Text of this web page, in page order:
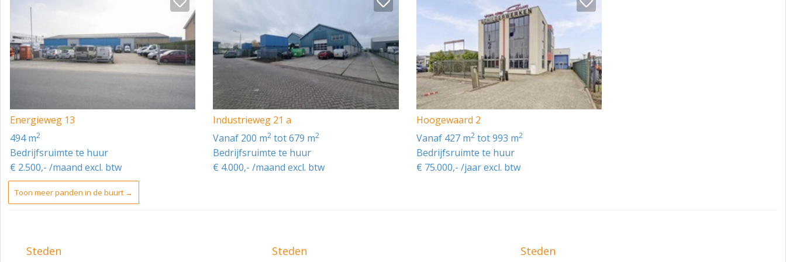
Bovenstaande is onder finaal voorbehoud de eigenaar.
Energieweg 13
494 m2
Bedrijfsruimte te huur
€ 2.500,- /maand excl. btw
Industrieweg 21 a
vanaf 200 m2 tot 679 m2
Bedrijfsruimte te huur
€ 4.000,- /maand excl. btw
Hoogewaard 2
vanaf 427 m2tot 993 m2
Bedrijfsruimte te huur
€ 75.000,- /jaar excl. btw
Toon meer panden in de buurt →
Steden Steden Steden